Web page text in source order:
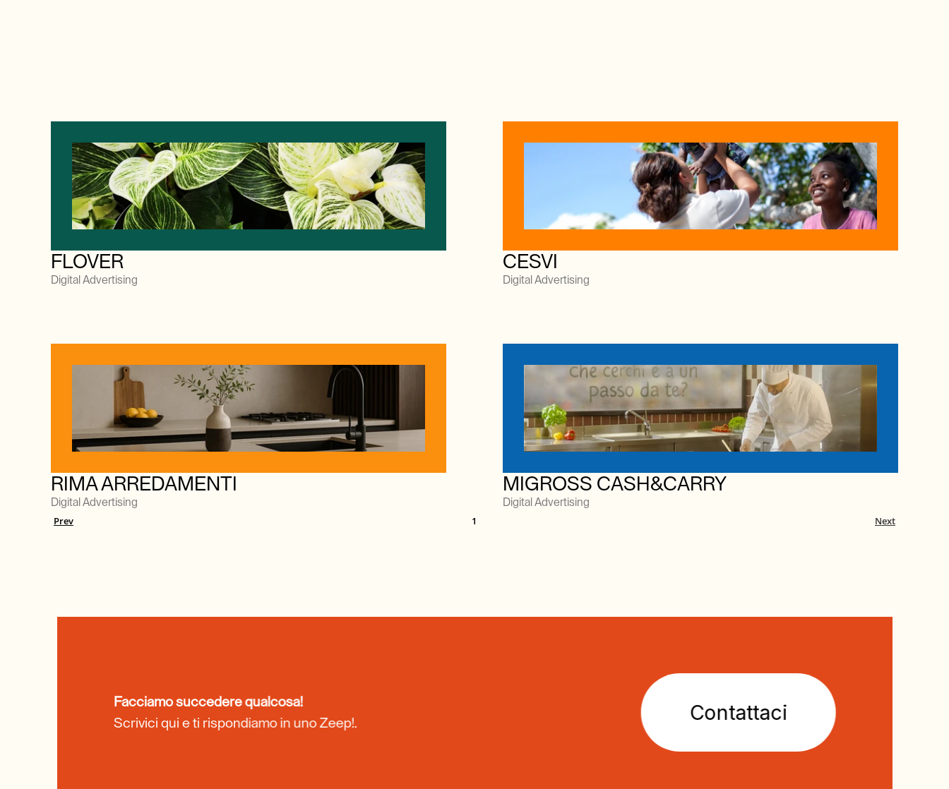
TuttiAdvertising Social MediaContentEmail MarketingDevelopmentBrandingOmnichannel
FLOVER
Digital Advertising
CESVI
Digital Advertising
RIMA ARREDAMENTI
Digital Advertising
MIGROSS CASH&CARRY
Digital Advertising
Prev 1 Next
GET IN TOUCH. GET IN TOUCH.
Facciamo succedere qualcosa!
Scrivici qui e ti rispondiamo in uno Zeep!.
Contattaci